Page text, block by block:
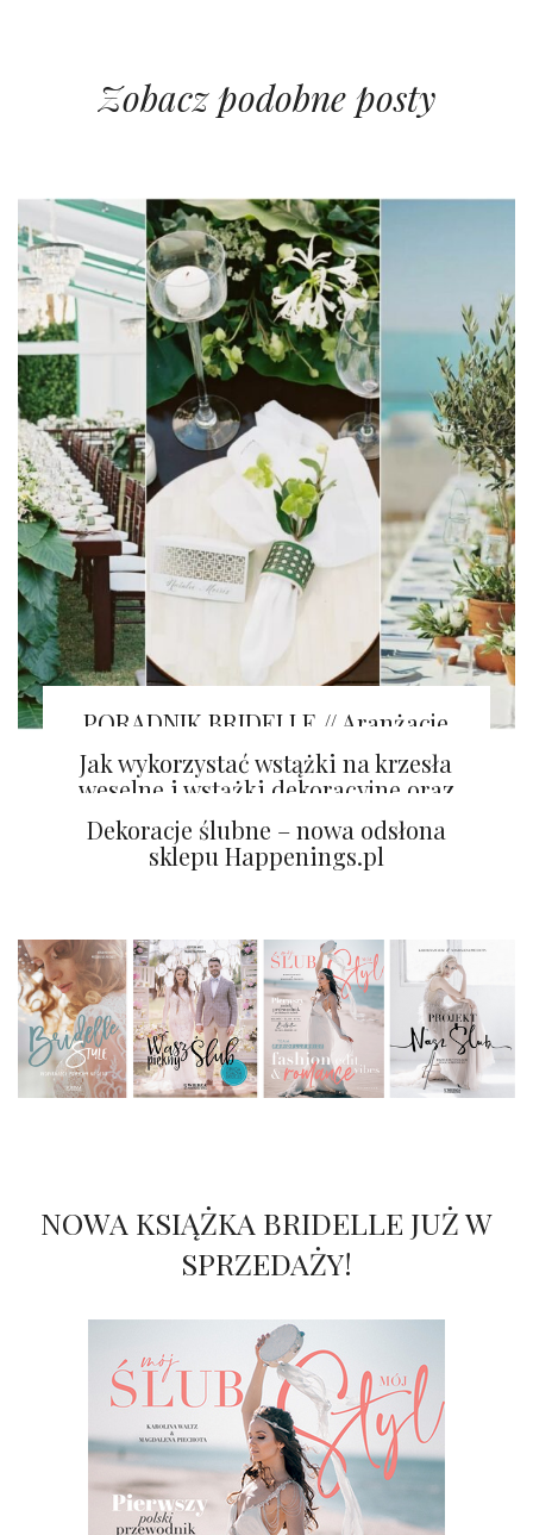
Zobacz podobne posty
PORADNIK BRIDELLE // Aranżacje
stołów GREENERY
Jak wykorzystać wstążki na krzesła
weselne i wstążki dekoracyjne oraz
tkaniny w aranżacji ślubnej?
Dekoracje ślubne – nowa odsłona
sklepu Happenings.pl
NOWA KSIĄŻKA BRIDELLE JUŻ W
SPRZEDAŻY!